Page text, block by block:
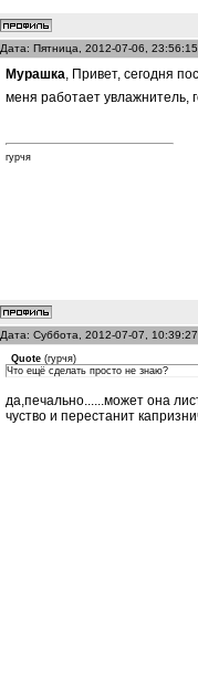
Дата: Пятница, 2012-07-06,
Мурашка, Привет, сегодня
меня работает увлажнитель,
гурчя
Дата: Суббота, 2012-07-07,
Quote (гурчя)
Что ещё сделать просто не знаю?
да,печально......может она
чуство и перестанит